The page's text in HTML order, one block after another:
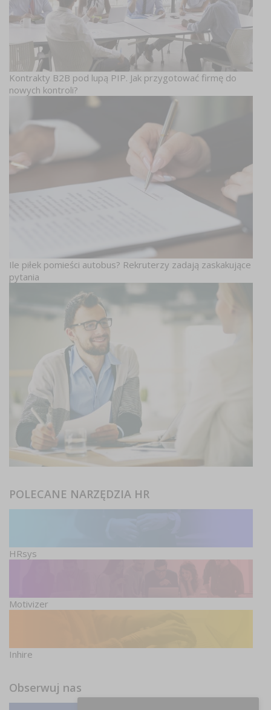
Kontrakty B2B pod lupą PIP. Jak przygotować firmę do
nowych kontroli?
Ile piłek pomieści autobus? Rekruterzy zadają zaskakujące
pytania
POLECANE NARZĘDZIA HR
HRsys
Motivizer
Inhire
Obserwuj nas